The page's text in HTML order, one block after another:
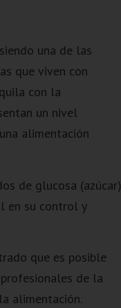
una de las
que viven con
con la
un nivel
alimentación
de glucosa (azúcar)
en su control y
que es posible
de la
alimentación.